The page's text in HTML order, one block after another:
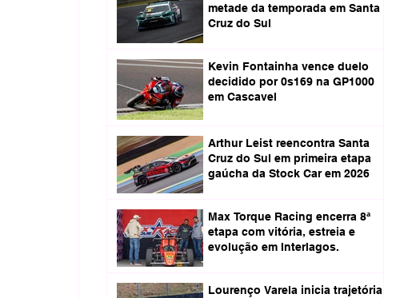
metade da temporada em Santa
Cruz do Sul
Kevin Fontainha vence duelo
decidido por 0s169 na GP1000
em Cascavel
Arthur Leist reencontra Santa
Cruz do Sul em primeira etapa
gaúcha da Stock Car em 2026
Max Torque Racing encerra 8ª
etapa com vitória, estreia e
evolução em Interlagos.
Lourenço Varela inicia trajetória